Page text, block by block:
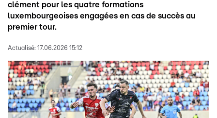
clément pour les quatre formations
luxembourgeoises engagées en cas de succès au
premier tour.
Actualisé: 17.06.2026 15:12